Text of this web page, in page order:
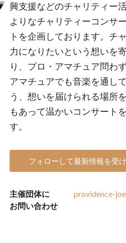
興支援などのチャリティー
よりなチャリティーコンサ
トを企画しております。チ
力になりたいという想いを
り、プロ・アマチュア問わ
アマチュアでも音楽を通し
う、想いを届けられる場所
もあって温かいコンサート
す。
フォローして最新情報を受
主催団体に
お問い合わせ
providence-